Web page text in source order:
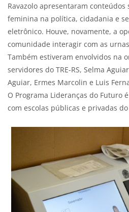
Ravazolo apresentaram
feminina na política, cidadania e
eletrônico. Houve, novamente, a
comunidade interagir com as
Também estiveram envolvidos na
servidores do TRE-RS, Selma
Aguiar, Ermes Marcolin e Luis
O Programa Lideranças do Futuro
com escolas públicas e privadas